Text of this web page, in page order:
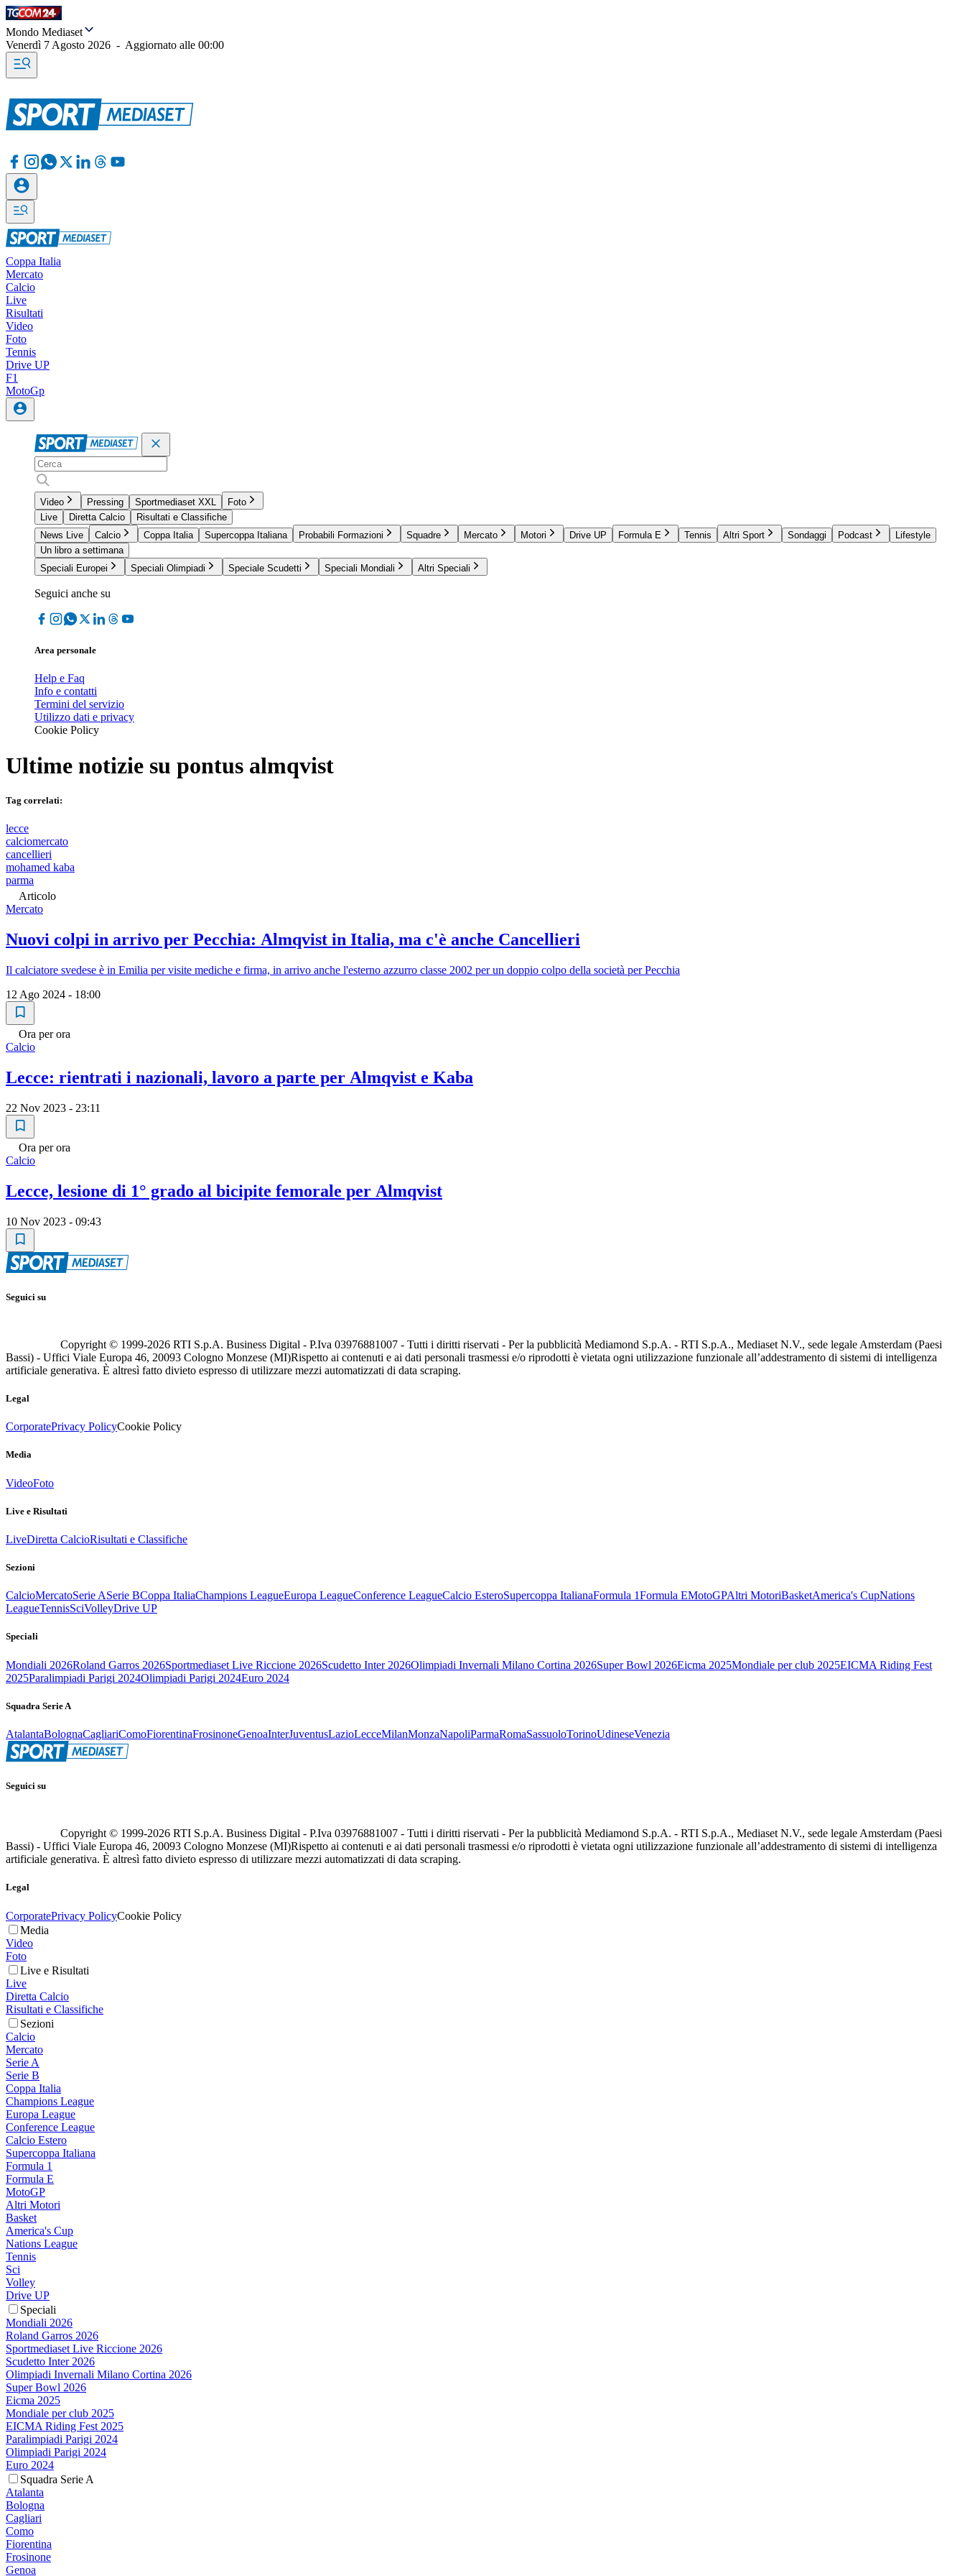
Mondo Mediaset
Venerdì 7 Agosto 2026 - Aggiornato alle 00:00
Coppa Italia
Mercato
Calcio
Live
Risultati
Video
Foto
Tennis
Drive UP
F1
MotoGp
Video Pressing Sportmediaset XXL
Foto
Live
Diretta Calcio
Risultati e Classifiche
News Live
Calcio Coppa Italia Supercoppa Italiana Probabili Formazioni Squadre Mercato Motori Drive UP Formula E Tennis Altri Sport Sondaggi Podcast
Lifestyle
Un libro a settimana
Speciali Europei
Speciali Olimpiadi Speciale Scudetti Speciali Mondiali Altri Speciali
Seguici anche su
Area personale
Help e Faq
Info e contatti
Termini del servizio
Utilizzo dati e privacy
Cookie Policy
Ultime notizie su pontus almqvist
Tag correlati:
lecce
calciomercato
cancellieri
mohamed kaba
parma
Articolo
Mercato
Nuovi colpi in arrivo per Pecchia: Almqvist in Italia, ma c'è anche Cancellieri
Il calciatore svedese è in Emilia per visite mediche e firma, in arrivo anche l'esterno azzurro classe 2002 per un doppio colpo della società per Pecchia
12 Ago 2024 - 18:00
Ora per ora
Calcio
Lecce: rientrati i nazionali, lavoro a parte per Almqvist e Kaba
22 Nov 2023 - 23:11
Ora per ora
Calcio
Lecce, lesione di 1° grado al bicipite femorale per Almqvist
10 Nov 2023 - 09:43
Seguici su
Copyright © 1999-2026 RTI S.p.A. Business Digital - P.Iva 03976881007 - Tutti i diritti riservati - Per la pubblicità Mediamond S.p.A. - RTI S.p.A., Mediaset N.V., sede legale Amsterdam (Paesi
Bassi) - Uffici Viale Europa 46, 20093 Cologno Monzese (MI)Rispetto ai contenuti e ai dati personali trasmessi e/o riprodotti è vietata ogni utilizzazione funzionale all’addestramento di sistemi di intelligenza
artificiale generativa. È altresì fatto divieto espresso di utilizzare mezzi automatizzati di data scraping.
Legal
CorporatePrivacy PolicyCookie Policy
Media
VideoFoto
Live e Risultati
LiveDiretta CalcioRisultati e Classifiche
Sezioni
CalcioMercatoSerie ASerie BCoppa ItaliaChampions LeagueEuropa LeagueConference LeagueCalcio EsteroSupercoppa ItalianaFormula 1Formula EMotoGPAltri MotoriBasketAmerica's CupNations
LeagueTennisSciVolleyDrive UP
Speciali
Mondiali 2026Roland Garros 2026Sportmediaset Live Riccione 2026Scudetto Inter 2026Olimpiadi Invernali Milano Cortina 2026Super Bowl 2026Eicma 2025Mondiale per club 2025EICMA Riding Fest
2025Paralimpiadi Parigi 2024Olimpiadi Parigi 2024Euro 2024
Squadra Serie A
AtalantaBolognaCagliariComoFiorentinaFrosinoneGenoaInterJuventusLazioLecceMilanMonzaNapoliParmaRomaSassuoloTorinoUdineseVenezia
Seguici su
Copyright © 1999-2026 RTI S.p.A. Business Digital - P.Iva 03976881007 - Tutti i diritti riservati - Per la pubblicità Mediamond S.p.A. - RTI S.p.A., Mediaset N.V., sede legale Amsterdam (Paesi
Bassi) - Uffici Viale Europa 46, 20093 Cologno Monzese (MI)Rispetto ai contenuti e ai dati personali trasmessi e/o riprodotti è vietata ogni utilizzazione funzionale all’addestramento di sistemi di intelligenza
artificiale generativa. È altresì fatto divieto espresso di utilizzare mezzi automatizzati di data scraping.
Legal
CorporatePrivacy PolicyCookie Policy
Media
Video
Foto
Live e Risultati
Live
Diretta Calcio
Risultati e Classifiche
Sezioni
Calcio
Mercato
Serie A
Serie B
Coppa Italia
Champions League
Europa League
Conference League
Calcio Estero
Supercoppa Italiana
Formula 1
Formula E
MotoGP
Altri Motori
Basket
America's Cup
Nations League
Tennis
Sci
Volley
Drive UP
Speciali
Mondiali 2026
Roland Garros 2026
Sportmediaset Live Riccione 2026
Scudetto Inter 2026
Olimpiadi Invernali Milano Cortina 2026
Super Bowl 2026
Eicma 2025
Mondiale per club 2025
EICMA Riding Fest 2025
Paralimpiadi Parigi 2024
Olimpiadi Parigi 2024
Euro 2024
Squadra Serie A
Atalanta
Bologna
Cagliari
Como
Fiorentina
Frosinone
Genoa